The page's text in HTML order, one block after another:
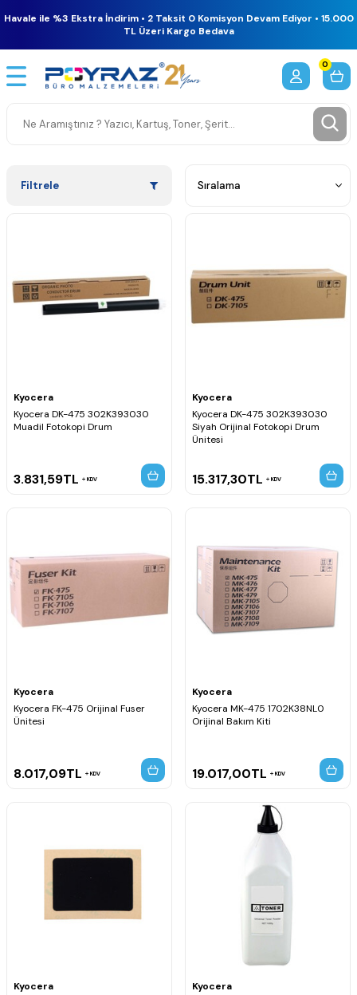
Havale ile %3 Ekstra İndirim • 2 Taksit 0 Komisyon Devam Ediyor • 15.000
TL Üzeri Kargo Bedava
0
Filtrele
Kyocera
Kyocera DK-475 302K393030
Muadil Fotokopi Drum
3.831,59TL KDV
Kyocera
Kyocera DK-475 302K393030
Siyah Orijinal Fotokopi Drum
Ünitesi
15.317,30TL KDV
Kyocera
Kyocera FK-475 Orijinal Fuser
Ünitesi
8.017,09TL KDV
Kyocera
Kyocera MK-475 1702K38NL0
Orijinal Bakım Kiti
19.017,00TL KDV
Kyocera
Kyocera